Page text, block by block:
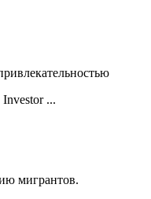
...
мигрантов.